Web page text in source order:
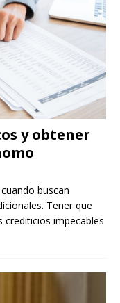
y obtener
buscan
Tener que
impecables